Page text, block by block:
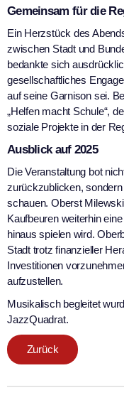
Gemeinsam für die
Ein Herzstück des
zwischen Stadt und
bedankte sich
gesellschaftliches
auf seine Garnison sei.
„Helfen macht Schule“,
soziale Projekte in der
Ausblick auf 2025
Die Veranstaltung bot
zurückzublicken,
schauen. Oberst
Kaufbeuren weiterhin
hinaus spielen wird.
Stadt trotz finanzieller
Investitionen
aufzustellen.
Musikalisch begleitet
JazzQuadrat.
Zurück